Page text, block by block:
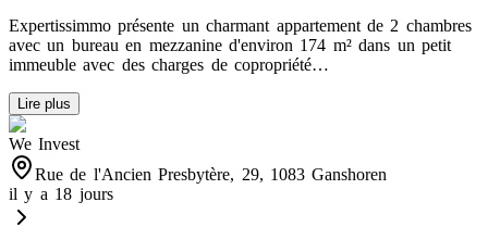
Expertissimmo présente un charmant appartement de 2 chambres
avec un bureau en mezzanine d'environ 174 m² dans un petit
immeuble avec des charges de copropriété…
Lire plus
We Invest
Rue de l'Ancien Presbytère, 29, 1083 Ganshoren
il y a 18 jours